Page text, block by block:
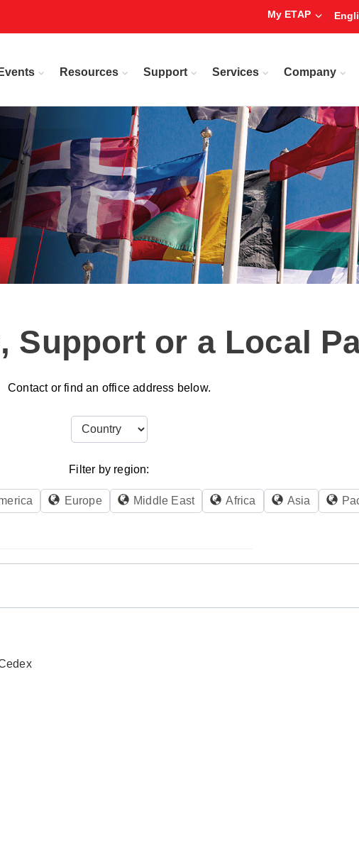
My ETAP
Events Resources Support Services Company
Support or a Local
Contact or find an office address below.
Filter by region:
Europe Middle East Africa Asia